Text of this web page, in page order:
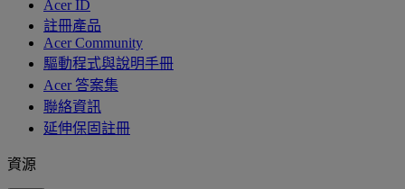
Acer ID
註冊產品
Acer Community
驅動程式與說明手冊
Acer 答案集
聯絡資訊
延伸保固註冊
資源